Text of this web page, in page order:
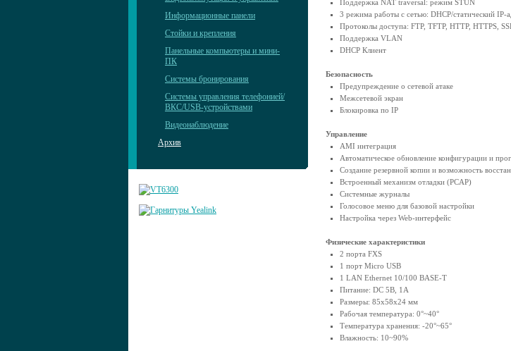
Информационные панели
Стойки и крепления
Панельные компьютеры и мини-
ПК
Системы бронирования
Системы управления телефонией/
ВКС/USB-устройствами
Видеонаблюдение
Архив
Поддержка NAT traversal: режим STUN
3 режима работы с сетью: DHCP/статический IP-
Протоколы доступа: FTP, TFTP, HTTP, HTTPS,
Поддержка VLAN
DHCP Клиент
Безопасность
Предупреждение о сетевой атаке
Межсетевой экран
Блокировка по IР
Управление
AMI интеграция
Автоматическое обновление конфигурации и
Создание резервной копии и возможность
Встроенный механизм отладки (PCAP)
Системные журналы
Голосовое меню для базовой настройки
Настройка через Web-интерфейс
Физические характеристики
2 порта FXS
1 порт Micro USB
1 LAN Ethernet 10/100 BASE-T
Питание: DC 5В, 1A
Размеры: 85x58x24 мм
Рабочая температура: 0°~40°
Температура хранения: -20°~65°
Влажность: 10~90%